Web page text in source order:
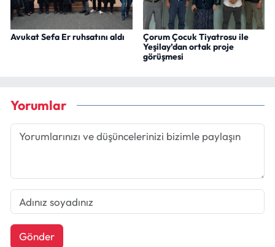
Avukat Sefa Er ruhsatını aldı
Çorum Çocuk Tiyatrosu ile
Yeşilay’dan ortak proje
görüşmesi
Yorumlar
Gönder